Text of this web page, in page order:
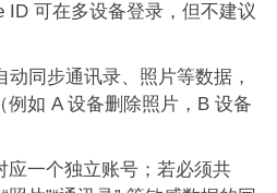
ID 可在多设备登录，但不建议
动同步通讯录、照片等数据，
例如 A 设备删除照片，B 设备
应一个独立账号；若必须共